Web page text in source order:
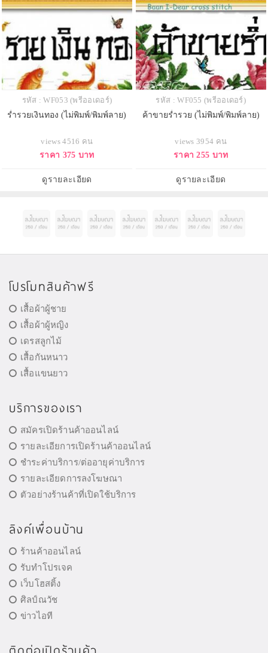
รหัส : WF053 (พรีออเดอร์)
ร่ำรวยเงินทอง (ไม่พิมพ์/พิมพ์ลาย)
views 4516 คน
ราคา 375 บาท
ดูรายละเอียด
รหัส : WF055 (พรีออเดอร์)
ค้าขายร่ำรวย (ไม่พิมพ์/พิมพ์ลาย)
views 3954 คน
ราคา 255 บาท
ดูรายละเอียด
โปรโมทสินค้าฟรี
เสื้อผ้าผู้ชาย
เสื้อผ้าผู้หญิง
เดรสลูกไม้
เสื้อกันหนาว
เสื้อแขนยาว
บริการของเรา
สมัครเปิดร้านค้าออนไลน์
รายละเอียการเปิดร้านค้าออนไลน์
ชำระค่าบริการ/ต่ออายุค่าบริการ
รายละเอียดการลงโฆษณา
ตัวอย่างร้านค้าที่เปิดใช้บริการ
ลิงค์เพื่อนบ้าน
ร้านค้าออนไลน์
รับทำโปรเจค
เว็บโฮสติ้ง
ศิลป์ณวัช
ข่าวไอที